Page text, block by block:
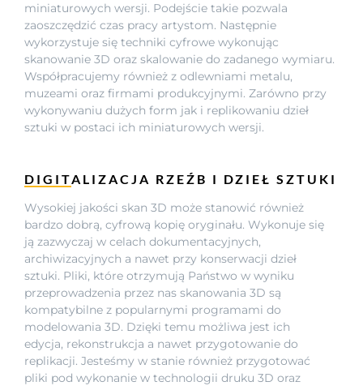
miniaturowych wersji. Podejście takie pozwala
zaoszczędzić czas pracy artystom. Następnie
wykorzystuje się techniki cyfrowe wykonując
skanowanie 3D oraz skalowanie do zadanego wymiaru.
Współpracujemy również z odlewniami metalu,
muzeami oraz firmami produkcyjnymi. Zarówno przy
wykonywaniu dużych form jak i replikowaniu dzieł
sztuki w postaci ich miniaturowych wersji.
DIGITALIZACJA RZEŹB I DZIEŁ SZTUKI
Wysokiej jakości skan 3D może stanowić również
bardzo dobrą, cyfrową kopię oryginału. Wykonuje się
ją zazwyczaj w celach dokumentacyjnych,
archiwizacyjnych a nawet przy konserwacji dzieł
sztuki. Pliki, które otrzymują Państwo w wyniku
przeprowadzenia przez nas skanowania 3D są
kompatybilne z popularnymi programami do
modelowania 3D. Dzięki temu możliwa jest ich
edycja, rekonstrukcja a nawet przygotowanie do
replikacji. Jesteśmy w stanie również przygotować
pliki pod wykonanie w technologii druku 3D oraz